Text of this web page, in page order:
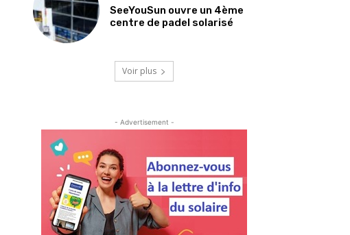
SeeYouSun ouvre un 4ème
centre de padel solarisé
Voir plus
- Advertisement -